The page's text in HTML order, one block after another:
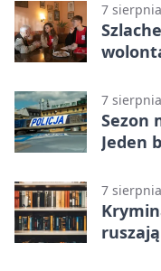
7
7
Sezon
Jeden
7